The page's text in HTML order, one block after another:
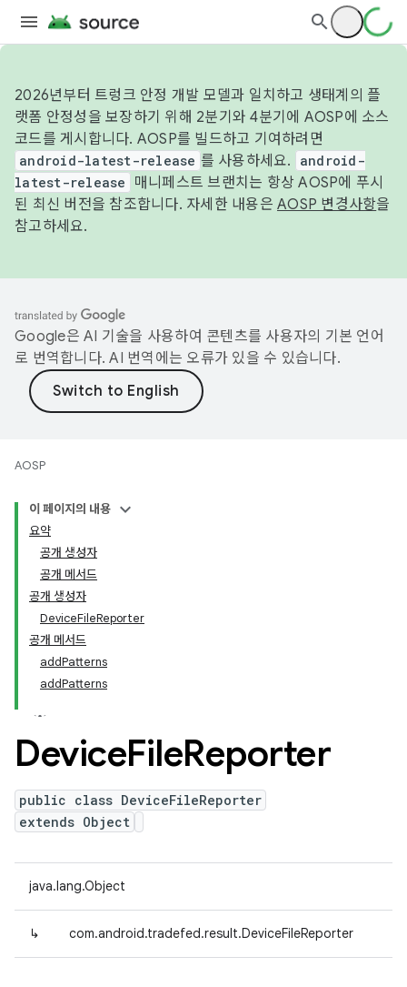
2026년부터 트렁크 안정 개발 모델과 일치하고 생태계의 플
랫폼 안정성을 보장하기 위해 2분기와 4분기에 AOSP에 소스
코드를 게시합니다. AOSP를 빌드하고 기여하려면
android-latest-release 를 사용하세요.
android-
latest-release
매니페스트 브랜치는 항상 AOSP에 푸시
된 최신 버전을 참조합니다. 자세한 내용은 AOSP 변경사항을
참고하세요.
Google은 AI 기술을 사용하여 콘텐츠를 사용자의 기본 언어
로 번역합니다. AI 번역에는 오류가 있을 수 있습니다.
AOSP
이 페이지의 내용
요약
공개 생성자
공개 메서드
공개 생성자
DeviceFileReporter
공개 메서드
addPatterns
addPatterns
DeviceFileReporter
public class DeviceFileReporter
extends Object
java.lang.Object
↳ com.android.tradefed.result.DeviceFileReporter